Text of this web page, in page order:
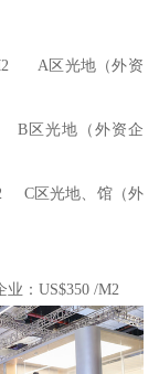
A区光地（外资
B区光地（外资企
区光地、馆（外
US$350 /M2